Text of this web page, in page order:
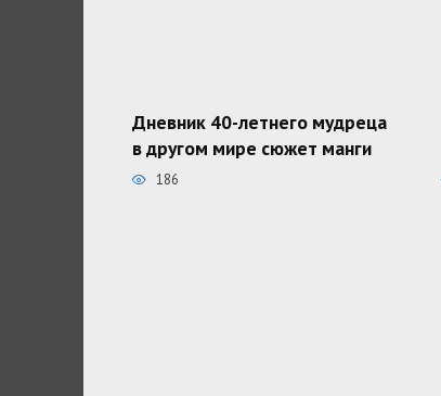
Дневник 40-летнего мудреца
в другом мире сюжет манги
186